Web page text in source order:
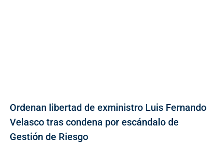
Ordenan libertad de exministro Luis Fernando
Velasco tras condena por escándalo de
Gestión de Riesgo